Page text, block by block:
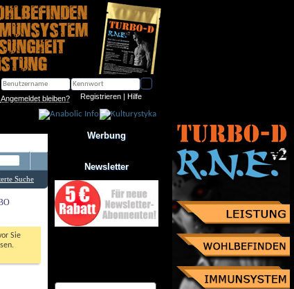
Angemeldet bleiben? Registrieren | Hilfe
Suche
Sie
Werbung
Newsletter